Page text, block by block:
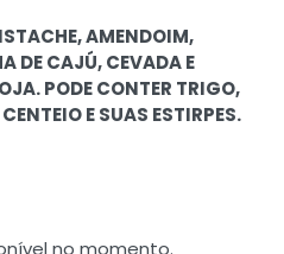
AMENDOIM,
DE CAJÚ, CEVADA E
PODE CONTER TRIGO,
E SUAS ESTIRPES.
no momento.